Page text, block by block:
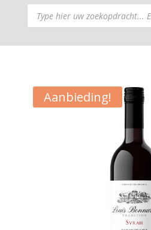
Producten
zoeken
Aanbieding!